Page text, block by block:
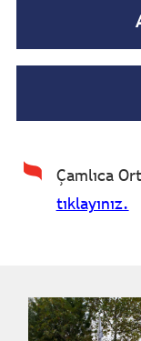
Çamlıca
tıklayınız.